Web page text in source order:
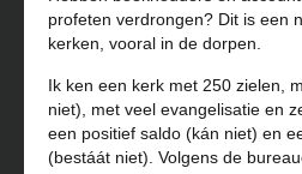
profeten verdrongen? Dit is een
kerken, vooral in de dorpen.
Ik ken een kerk met 250 zielen,
niet), met veel evangelisatie en
een positief saldo (kán niet) en
(bestáát niet). Volgens de